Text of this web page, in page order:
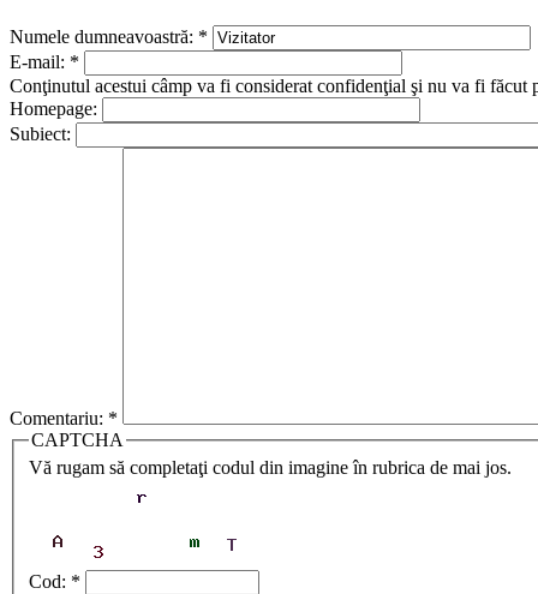
Numele dumneavoastră: *
E-mail: *
Conţinutul acestui câmp va fi considerat confidenţial şi nu va fi făcut
Homepage:
Subiect:
Comentariu: *
CAPTCHA
Vă rugam să completaţi codul din imagine în rubrica de mai jos.
Cod: *